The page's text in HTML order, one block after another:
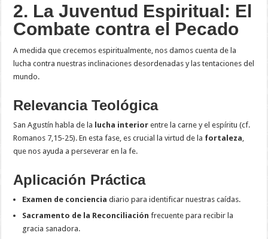
2. La Juventud Espiritual: El
Combate contra el Pecado
A medida que crecemos espiritualmente, nos damos cuenta de la
lucha contra nuestras inclinaciones desordenadas y las tentaciones del
mundo.
Relevancia Teológica
San Agustín habla de la lucha interior entre la carne y el espíritu (cf.
Romanos 7,15-25). En esta fase, es crucial la virtud de la fortaleza
que nos ayuda a perseverar en la fe.
Aplicación Práctica
Examen de conciencia diario para identificar nuestras caídas.
Sacramento de la Reconciliación frecuente para recibir la
gracia sanadora.